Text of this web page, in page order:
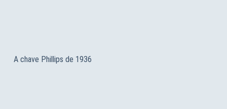
A chave Phillips de 1936